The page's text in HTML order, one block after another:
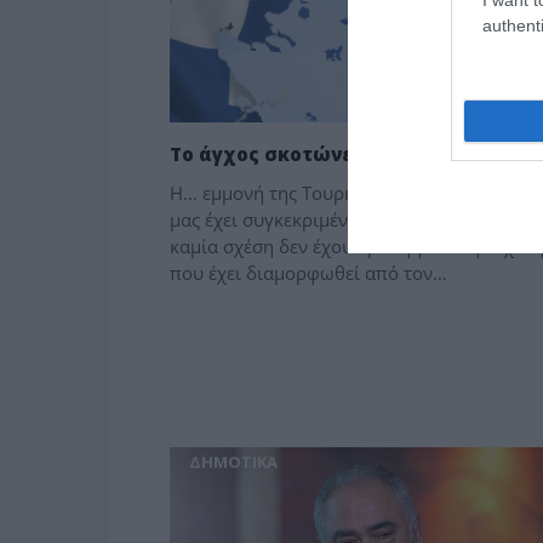
Το άγχος σκοτώνει…
Η… εμμονή της Τουρκίας με επίκεντρο τη
μας έχει συγκεκριμένα χαρακτηριστικά, που
καμία σχέση δεν έχουν με τη γνωστή «σχέση»
που έχει διαμορφωθεί από τον…
ΔΗΜΟΤΙΚΑ